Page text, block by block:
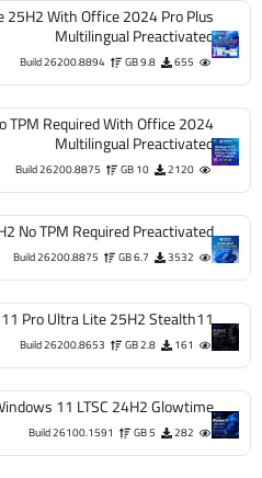
With Office 2024 Pro Plus
Multilingual Preactivated
655
9.8 GB
Build 26200.8894
TPM Required With Office 2024
Multilingual Preactivated
2120
10 GB
Build 26200.8875
No TPM Required Preactivated
3532
6.7 GB
Build 26200.8875
Pro Ultra Lite 25H2 Stealth11
161
2.8 GB
Build 26200.8653
11 LTSC 24H2 Glowtime
282
5 GB
Build 26100.1591